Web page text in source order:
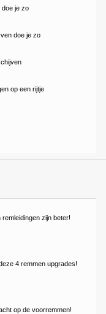
doe je zo
doe je zo
op een rijtje
zijn beter!
4 remmen upgrades!
op de voorremmen!